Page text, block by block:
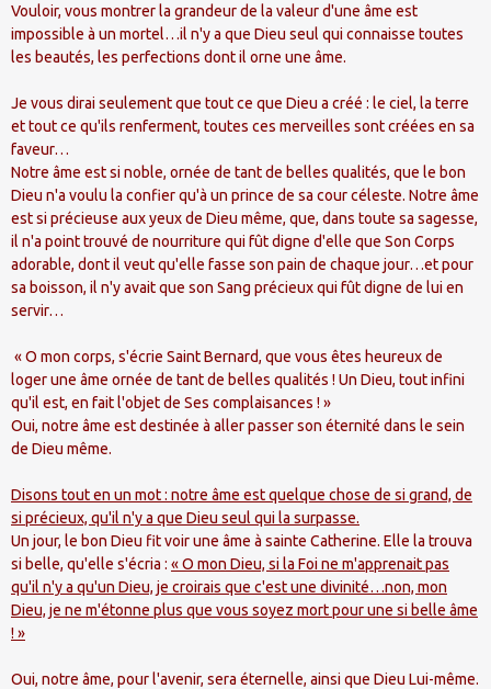
Vouloir, vous montrer la grandeur de la valeur d'une âme est
impossible à un mortel…il n'y a que Dieu seul qui connaisse toutes
les beautés, les perfections dont il orne une âme.
Je vous dirai seulement que tout ce que Dieu a créé : le ciel, la terre
et tout ce qu'ils renferment, toutes ces merveilles sont créées en sa
faveur…
Notre âme est si noble, ornée de tant de belles qualités, que le bon
Dieu n'a voulu la confier qu'à un prince de sa cour céleste. Notre âme
est si précieuse aux yeux de Dieu même, que, dans toute sa sagesse,
il n'a point trouvé de nourriture qui fût digne d'elle que Son Corps
adorable, dont il veut qu'elle fasse son pain de chaque jour…et pour
sa boisson, il n'y avait que son Sang précieux qui fût digne de lui en
servir…
« O mon corps, s'écrie Saint Bernard, que vous êtes heureux de
loger une âme ornée de tant de belles qualités ! Un Dieu, tout infini
qu'il est, en fait l'objet de Ses complaisances ! »
Oui, notre âme est destinée à aller passer son éternité dans le sein
de Dieu même.
Disons tout en un mot : notre âme est quelque chose de si grand, de
si précieux, qu'il n'y a que Dieu seul qui la surpasse.
Un jour, le bon Dieu fit voir une âme à sainte Catherine. Elle la trouva
si belle, qu'elle s'écria : « O mon Dieu, si la Foi ne m'apprenait pas
qu'il n'y a qu'un Dieu, je croirais que c'est une divinité…non, mon
Dieu, je ne m'étonne plus que vous soyez mort pour une si belle âme
! »
Oui, notre âme, pour l'avenir, sera éternelle, ainsi que Dieu Lui-même.